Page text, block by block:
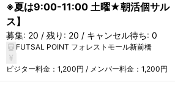
※夏は9:00-11:00 土曜★朝活個サル
ス】
募集: 20 / 残り: 20 / キャンセル待ち: 0
FUTSAL POINT フォレストモール新前橋
ビジター料金：1,200円 / メンバー料金：1,200円